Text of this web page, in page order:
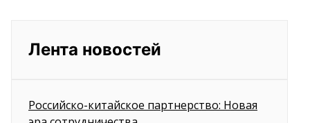
Лента новостей
Российско-китайское партнерство: Новая